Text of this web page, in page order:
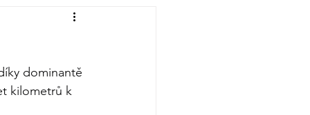
dominantě
kilometrů k